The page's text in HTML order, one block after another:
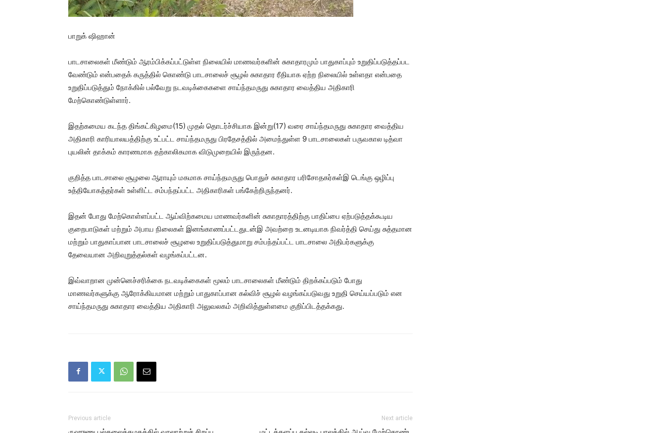
பாறுக் ஷிஹான்
பாடசாலைகள் மீண்டும் ஆரம்பிக்கப்பட்டுள்ள நிலையில் மாணவர்களின் சுகாதாரமும் பாதுகாப்பும் உறுதிப்படுத்தப்பட
வேண்டும் என்பதைக் கருத்தில் கொண்டு பாடசாலைச் சூழல் சுகாதார ரீதியாக ஏற்ற நிலையில் உள்ளதா என்பதை
உறுதிப்படுத்தும் நோக்கில் பல்வேறு நடவடிக்கைகளை சாய்ந்தமருது சுகாதார வைத்திய அதிகாரி
மேற்கொண்டுள்ளார்.
இதற்கமைய கடந்த திங்கட்கிழமை(15) முதல் தொடர்ச்சியாக இன்று(17) வரை சாய்ந்தமருது சுகாதார வைத்திய
அதிகாரி காரியாலயத்திற்கு உட்பட்ட சாய்ந்தமருது பிரதேசத்தில் அமைந்துள்ள 9 பாடசாலைகள் பருவகால டித்வா
புயலின் தாக்கம் காரணமாக தற்காலிகமாக விடுமுறையில் இருந்தன.
குறித்த பாடசாலை சூழலை ஆராயும் மகமாக சாய்ந்தமருது பொதுச் சுகாதார பரிசோதகர்கள்இ டெங்கு ஒழிப்பு
உத்தியோகத்தர்கள் உள்ளிட்ட சம்பந்தப்பட்ட அதிகாரிகள் பங்கேற்றிருந்தனர்.
இதன் போது மேற்கொள்ளப்பட்ட ஆய்விற்கமைய மாணவர்களின் சுகாதாரத்திற்கு பாதிப்பை ஏற்படுத்தக்கூடிய
குறைபாடுகள் மற்றும் அபாய நிலைகள் இனங்காணப்பட்டதுடன்இ அவற்றை உடனடியாக நிவர்த்தி செய்து சுத்தமான
மற்றும் பாதுகாப்பான பாடசாலைச் சூழலை உறுதிப்படுத்துமாறு சம்பந்தப்பட்ட பாடசாலை அதிபர்களுக்கு
தேவையான அறிவுறுத்தல்கள் வழங்கப்பட்டன.
இவ்வாறான முன்னெச்சரிக்கை நடவடிக்கைகள் மூலம் பாடசாலைகள் மீண்டும் திறக்கப்படும் போது
மாணவர்களுக்கு ஆரோக்கியமான மற்றும் பாதுகாப்பான கல்விச் சூழல் வழங்கப்படுவது உறுதி செய்யப்படும் என
சாய்ந்தமருது சுகாதார வைத்திய அதிகாரி அலுவலகம் அறிவித்துள்ளமை குறிப்பிடத்தக்கது.
Previous article Next article